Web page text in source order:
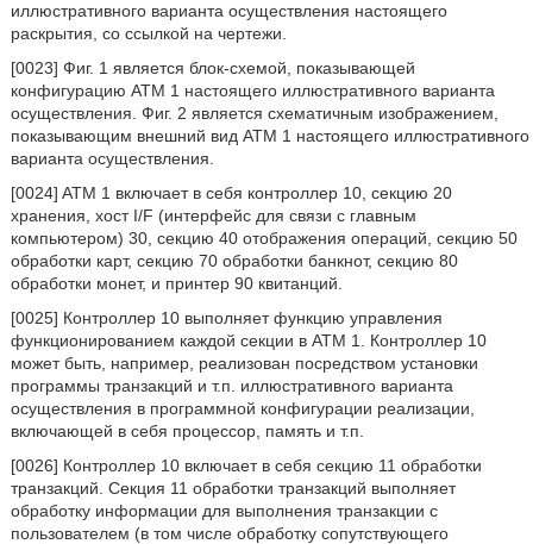
иллюстративного варианта осуществления настоящего
раскрытия, со ссылкой на чертежи.
[0023] Фиг. 1 является блок-схемой, показывающей
конфигурацию ATM 1 настоящего иллюстративного варианта
осуществления. Фиг. 2 является схематичным изображением,
показывающим внешний вид ATM 1 настоящего иллюстративного
варианта осуществления.
[0024] ATM 1 включает в себя контроллер 10, секцию 20
хранения, хост I/F (интерфейс для связи с главным
компьютером) 30, секцию 40 отображения операций, секцию 50
обработки карт, секцию 70 обработки банкнот, секцию 80
обработки монет, и принтер 90 квитанций.
[0025] Контроллер 10 выполняет функцию управления
функционированием каждой секции в ATM 1. Контроллер 10
может быть, например, реализован посредством установки
программы транзакций и т.п. иллюстративного варианта
осуществления в программной конфигурации реализации,
включающей в себя процессор, память и т.п.
[0026] Контроллер 10 включает в себя секцию 11 обработки
транзакций. Секция 11 обработки транзакций выполняет
обработку информации для выполнения транзакции с
пользователем (в том числе обработку сопутствующего